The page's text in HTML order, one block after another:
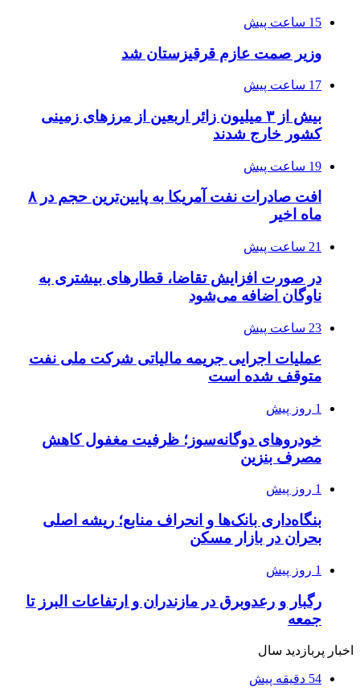
15 ساعت پیش
وزیر صمت عازم قرقیزستان شد
17 ساعت پیش
بیش از ۳ میلیون زائر اربعین از مرزهای زمینی
کشور خارج شدند
19 ساعت پیش
افت صادرات نفت آمریکا به پایین‌ترین حجم در ۸
ماه اخیر
21 ساعت پیش
در صورت افزایش تقاضا، قطارهای بیشتری به
ناوگان اضافه می‌شود
23 ساعت پیش
عملیات اجرایی جریمه مالیاتی شرکت ملی نفت
متوقف شده است
1 روز پیش
خودروهای دوگانه‌سوز؛ ظرفیت مغفول کاهش
مصرف بنزین
1 روز پیش
بنگاه‌داری بانک‌ها و انحراف منابع؛ ریشه اصلی
بحران در بازار مسکن
1 روز پیش
رگبار و رعدوبرق در مازندران و ارتفاعات البرز تا
جمعه
اخبار پربازدید سال
54 دقیقه پیش